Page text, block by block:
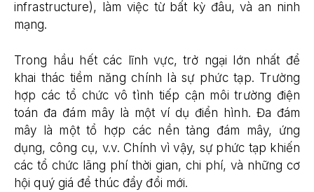
infrastructure), làm việc từ bất kỳ đâu, và an ninh
mạng.
Trong hầu hết các lĩnh vực, trở ngại lớn nhất để
khai thác tiềm năng chính là sự phức tạp. Trường
hợp các tổ chức vô tình tiếp cận môi trường điện
toán đa đám mây là một ví dụ điển hình. Đa đám
mây là một tổ hợp các nền tảng đám mây, ứng
dụng, công cụ, v.v. Chính vì vậy, sự phức tạp khiến
các tổ chức lãng phí thời gian, chi phí, và những cơ
hội quý giá để thúc đẩy đổi mới.